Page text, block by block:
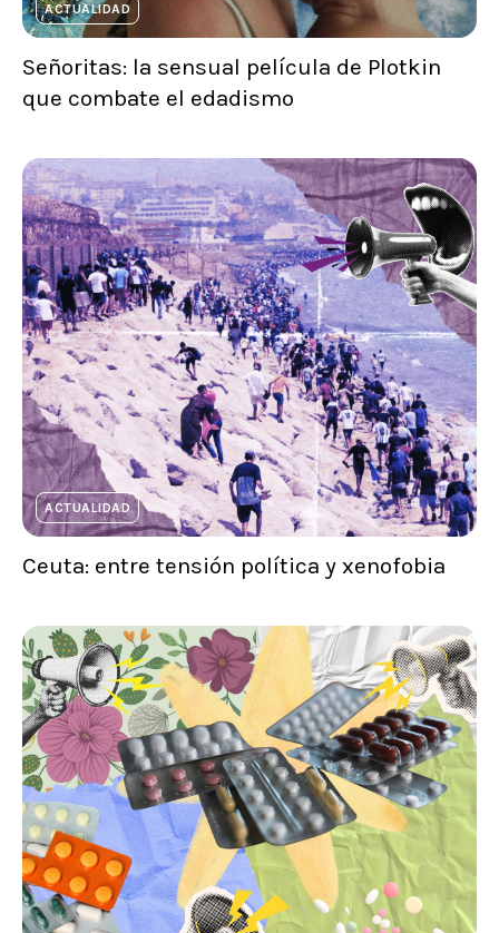
ACTUALIDAD
Señoritas: la sensual película de Plotkin
que combate el edadismo
ACTUALIDAD
Ceuta: entre tensión política y xenofobia